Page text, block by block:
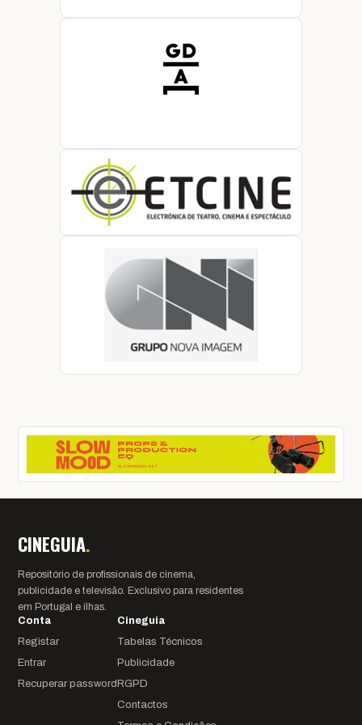
CINEGUIA.
Repositório de profissionais de cinema,
publicidade e televisão. Exclusivo para residentes
em Portugal e ilhas.
Conta
Registar
Entrar
Recuperar password
Cineguia
Tabelas Técnicos
Publicidade
RGPD
Contactos